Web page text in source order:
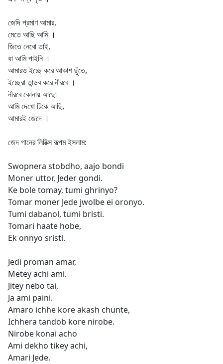
জেদি প্রমাণ আমার,
মেতে আছি আমি ।
জিতে নেবো তাই,
যা আমি পাইনি ।
আমারও ইচ্ছে করে আকাশ ছুঁতে,
ইচ্ছেরা তান্ডব করে নীরবে ।
নীরবে কোনায় আছো
আমি দেখো টিকে আছি,
আমারই জেদে ।
জেদ গানের লিরিক্স রূপম ইসলাম:
Swopnera stobdho, aajo bondi
Moner uttor, Jeder gondi.
Ke bole tomay, tumi ghrinyo?
Tomar moner Jede jwolbe ei oronyo.
Tumi dabanol, tumi bristi.
Tomari haate hobe,
Ek onnyo sristi.
Jedi proman amar,
Metey achi ami.
Jitey nebo tai,
Ja ami paini.
Amaro ichhe kore akash chunte,
Ichhera tandob kore nirobe.
Nirobe konai acho
Ami dekho tikey achi,
Amari Jede.